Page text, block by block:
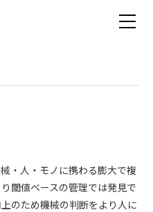
・人・モノに携わる膨大で複
閾値ベースの管理では発見で
のため機械の判断をより人に